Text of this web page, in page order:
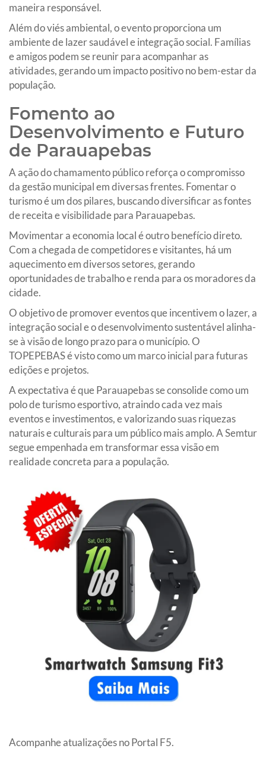
maneira responsável.
Além do viés ambiental, o evento proporciona um
ambiente de lazer saudável e integração social. Famílias
e amigos podem se reunir para acompanhar as
atividades, gerando um impacto positivo no bem-estar da
população.
Fomento ao
Desenvolvimento e Futuro
de Parauapebas
A ação do chamamento público reforça o compromisso
da gestão municipal em diversas frentes. Fomentar o
turismo é um dos pilares, buscando diversificar as fontes
de receita e visibilidade para Parauapebas.
Movimentar a economia local é outro benefício direto.
Com a chegada de competidores e visitantes, há um
aquecimento em diversos setores, gerando
oportunidades de trabalho e renda para os moradores da
cidade.
O objetivo de promover eventos que incentivem o lazer, a
integração social e o desenvolvimento sustentável alinha-
se à visão de longo prazo para o município. O
TOPEPEBAS é visto como um marco inicial para futuras
edições e projetos.
A expectativa é que Parauapebas se consolide como um
polo de turismo esportivo, atraindo cada vez mais
eventos e investimentos, e valorizando suas riquezas
naturais e culturais para um público mais amplo. A Semtur
segue empenhada em transformar essa visão em
realidade concreta para a população.
Acompanhe atualizações no Portal F5.